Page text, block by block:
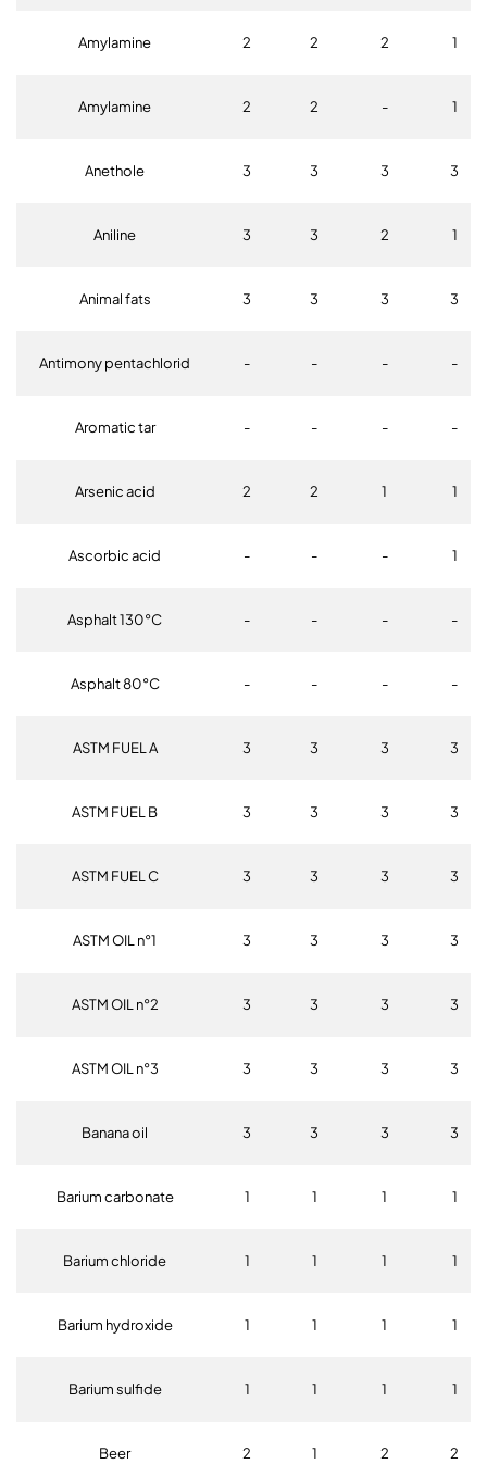
Amylamine 2 2 2 1
Amylamine 2 2 - 1
Anethole 3 3 3 3
Aniline 3 3 2 1
Animal fats 3 3 3 3
Antimony pentachlorid - - - -
Aromatic tar - - - -
Arsenic acid 2 2 1 1
Ascorbic acid - - - 1
Asphalt 130°C - - - -
Asphalt 80°C - - - -
ASTM FUEL A 3 3 3 3
ASTM FUEL B 3 3 3 3
ASTM FUEL C 3 3 3 3
ASTM OIL n°1 3 3 3 3
ASTM OIL n°2 3 3 3 3
ASTM OIL n°3 3 3 3 3
Banana oil 3 3 3 3
Barium carbonate 1 1 1 1
Barium chloride 1 1 1 1
Barium hydroxide 1 1 1 1
Barium sulfide 1 1 1 1
Beer 2 1 2 2